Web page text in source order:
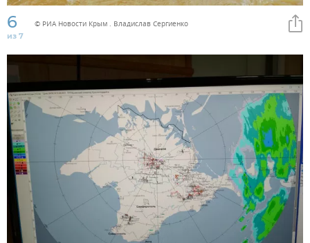
6
из 7
© РИА Новости Крым . Владислав Сергиенко